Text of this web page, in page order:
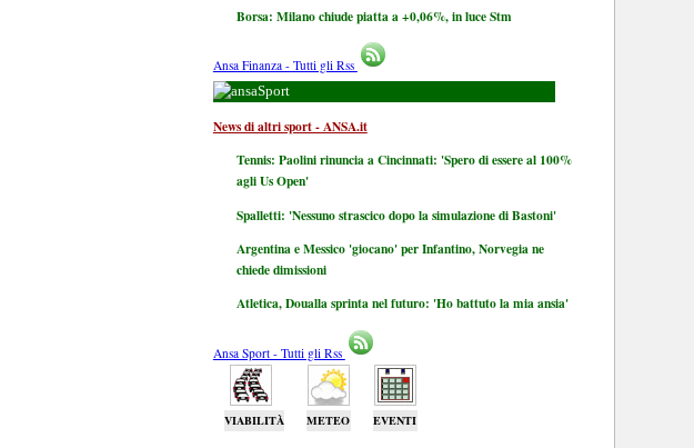
Borsa: Milano chiude piatta a +0,06%, in luce Stm
Ansa Finanza - Tutti gli Rss
Sport
News di altri sport - ANSA.it
Tennis: Paolini rinuncia a Cincinnati: 'Spero di essere al 100%
agli Us Open'
Spalletti: 'Nessuno strascico dopo la simulazione di Bastoni'
Argentina e Messico 'giocano' per Infantino, Norvegia ne
chiede dimissioni
Atletica, Doualla sprinta nel futuro: 'Ho battuto la mia ansia'
Ansa Sport - Tutti gli Rss
VIABILITÀ METEO EVENTI